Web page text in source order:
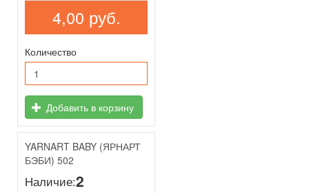
4,00 руб.
Количество
Добавить в корзину
YARNART BABY (ЯРНАРТ
БЭБИ) 502
Наличие:2